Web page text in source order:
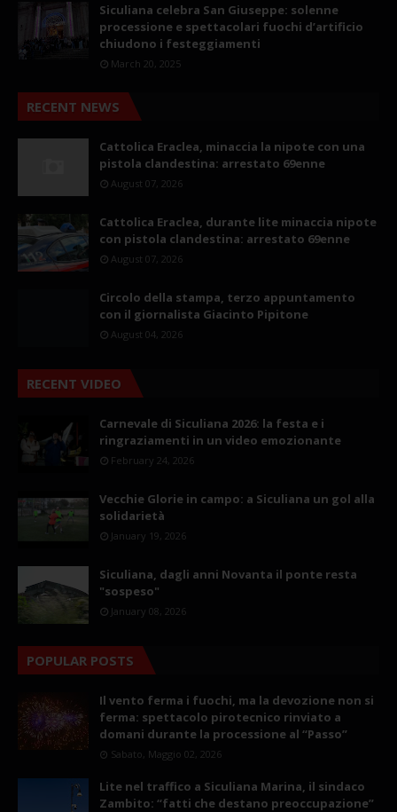
Siculiana celebra San Giuseppe: solenne
processione e spettacolari fuochi d’artificio
chiudono i festeggiamenti
March 20, 2025
RECENT NEWS
Cattolica Eraclea, minaccia la nipote con una
pistola clandestina: arrestato 69enne
August 07, 2026
Cattolica Eraclea, durante lite minaccia nipote
con pistola clandestina: arrestato 69enne
August 07, 2026
Circolo della stampa, terzo appuntamento
con il giornalista Giacinto Pipitone
August 04, 2026
RECENT VIDEO
Carnevale di Siculiana 2026: la festa e i
ringraziamenti in un video emozionante
February 24, 2026
Vecchie Glorie in campo: a Siculiana un gol alla
solidarietà
January 19, 2026
Siculiana, dagli anni Novanta il ponte resta
"sospeso"
January 08, 2026
POPULAR POSTS
Il vento ferma i fuochi, ma la devozione non si
ferma: spettacolo pirotecnico rinviato a
domani durante la processione al “Passo”
Sabato, Maggio 02, 2026
Lite nel traffico a Siculiana Marina, il sindaco
Zambito: “fatti che destano preoccupazione”